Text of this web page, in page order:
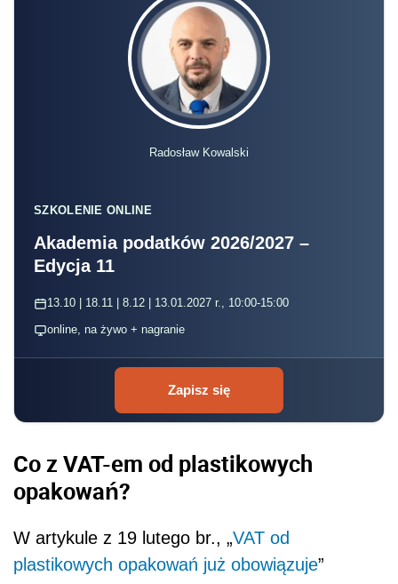
Radosław Kowalski
SZKOLENIE ONLINE
Akademia podatków 2026/2027 –
Edycja 11
13.10 | 18.11 | 8.12 | 13.01.2027 r., 10:00-15:00
online, na żywo + nagranie
Zapisz się
Co z VAT-em od plastikowych
opakowań?
W artykule z 19 lutego br., „VAT od
plastikowych opakowań już obowiązuje”